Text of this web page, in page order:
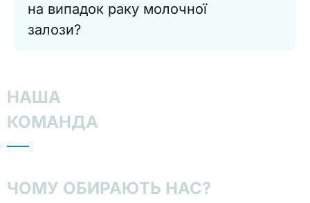
на випадок раку молочної
залози?
НАША
КОМАНДА
ЧОМУ ОБИРАЮТЬ НАС?